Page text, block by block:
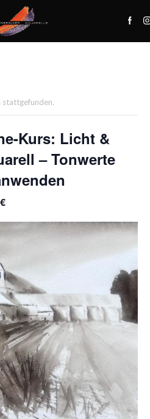
stattgefunden.
Kurs: Licht &
– Tonwerte